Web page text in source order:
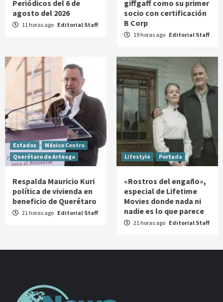
Periódicos del 6 de
agosto del 2026
11 horas ago Editorial Staff
giffgaff como su primer
socio con certificación
B Corp
19 horas ago Editorial Staff
Estados
México Centro
Querétaro de Arteaga
Respalda Mauricio Kuri
política de vivienda en
beneficio de Querétaro
21 horas ago Editorial Staff
Lifestyle Portada
«Rostros del engaño»,
especial de Lifetime
Movies donde nada ni
nadie es lo que parece
21 horas ago Editorial Staff